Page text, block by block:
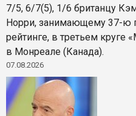
7/5, 6/7(5), 1/6 британцу
Норри, занимающему 37-ю
рейтинге, в третьем круге
в Монреале (Канада).
07.08.2026